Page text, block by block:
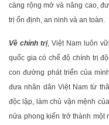
càng rộng mở và nâng cao,
trị ổn định, an ninh và an toàn.
Về chính trị, Việt Nam luôn
quốc gia có chế độ chính trị
con đường phát triển của
đưa nhân dân Việt Nam từ
độc lập, làm chủ vận mệnh
nửa phong kiến trở thành